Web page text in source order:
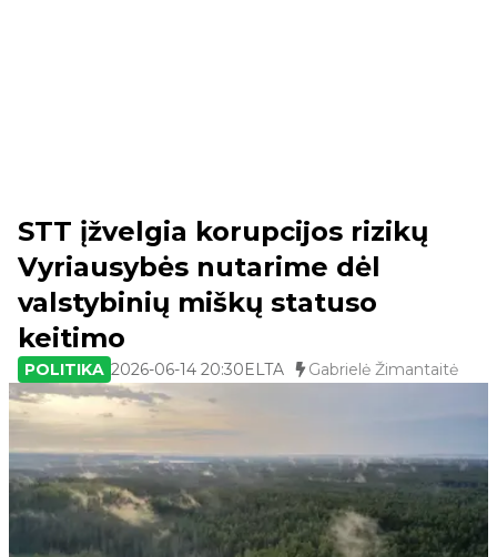
STT įžvelgia korupcijos rizikų
Vyriausybės nutarime dėl
valstybinių miškų statuso
keitimo
POLITIKA 2026-06-14 20:30ELTA Gabrielė Žimantaitė